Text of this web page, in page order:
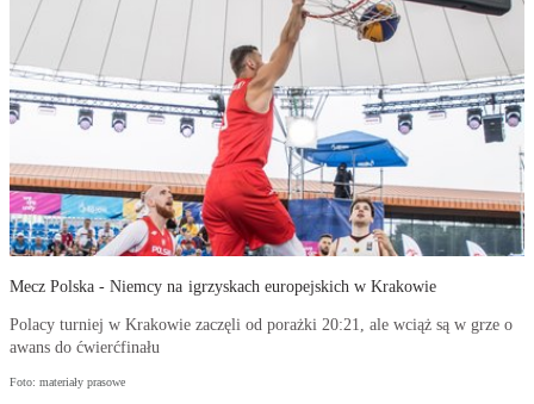
Mecz Polska - Niemcy na igrzyskach europejskich w Krakowie
Polacy turniej w Krakowie zaczęli od porażki 20:21, ale wciąż są w grze o
awans do ćwierćfinału
Foto: materiały prasowe